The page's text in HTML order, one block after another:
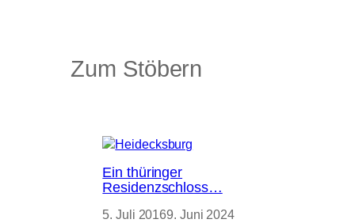
Zum Stöbern
Ein thüringer
Residenzschloss…
5. Juli 20169. Juni 2024